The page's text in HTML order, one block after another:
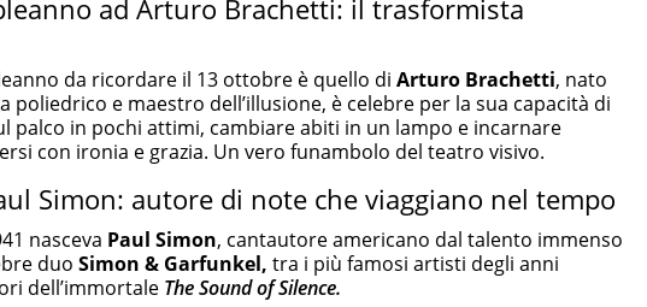
ad Arturo Brachetti: il trasformista
da ricordare il 13 ottobre è quello di Arturo Brachetti, nato
poliedrico e maestro dell’illusione, è celebre per la sua capacità di
palco in pochi attimi, cambiare abiti in un lampo e incarnare
con ironia e grazia. Un vero funambolo del teatro visivo.
Simon: autore di note che viaggiano nel tempo
nasceva Paul Simon, cantautore americano dal talento immenso
duo Simon & Garfunkel, tra i più famosi artisti degli anni
dell’immortale The Sound of Silence.